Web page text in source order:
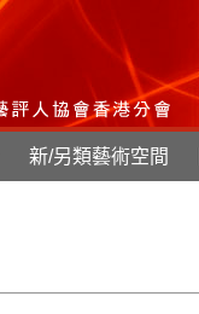
新/另類藝術空間